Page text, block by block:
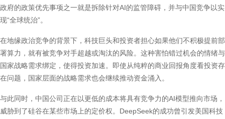
政府的政策优先事项之一就是拆除针对AI的监管障碍，并与中国竞争以实
现“全球统治”。
在地缘政治竞争的背景下，科技巨头和投资者担心如果他们不积极提前部
署算力，就有被竞争对手超越或淘汰的风险。这种害怕错过机会的情绪与
国家战略需求绑定，使得投资加速。即使从纯粹的商业回报角度看投资存
在问题，国家层面的战略需求也会继续推动资金涌入。
与此同时，中国公司正在以更低的成本将具有竞争力的AI模型推向市场，
威胁到了硅谷在某些市场上的定价权。DeepSeek的成功曾引发美国科技